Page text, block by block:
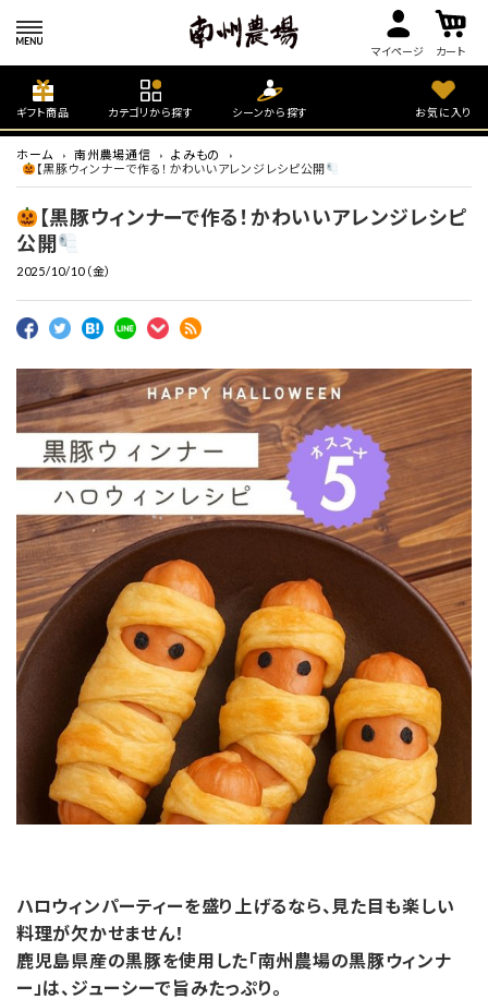
マイページ カート
ギフト商品 カテゴリから探す シーンから探す お気に入り
ホーム 南州農場通信
よみもの
【黒豚ウィンナーで作る！かわいいアレンジレシピ公開
【黒豚ウィンナーで作る！かわいいアレンジレシピ
公開
2025/10/10（金）
ハロウィンパーティーを盛り上げるなら、見た目も楽しい
料理が欠かせません！
鹿児島県産の黒豚を使用した「南州農場の黒豚ウィンナ
ー」は、ジューシーで旨みたっぷり。